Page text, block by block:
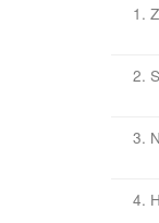
1.
2.
3.
4.